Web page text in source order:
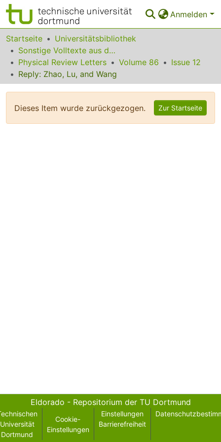
Anmelden
Bereiche & Sammlungen
Das gesamte Repositorium
Statistiken
Startseite
Universitätsbibliothek
Sonstige Volltexte aus dem Bibliotheksangebot
Physical Review Letters
Volume 86
Issue 12
Reply: Zhao, Lu, and Wang
Dieses Item wurde zurückgezogen. Zur Startseite
Eldorado - Repositorium der TU Dortmund
Universität
Dortmund
Cookie-
Einstellungen
Einstellungen
Barrierefreiheit